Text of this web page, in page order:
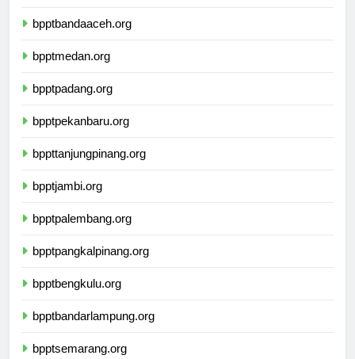
bpptbandaaceh.org
bpptmedan.org
bpptpadang.org
bpptpekanbaru.org
bppttanjungpinang.org
bpptjambi.org
bpptpalembang.org
bpptpangkalpinang.org
bpptbengkulu.org
bpptbandarlampung.org
bpptsemarang.org